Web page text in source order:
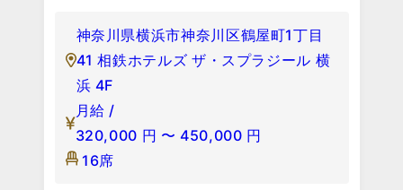
神奈川県横浜市神奈川区鶴屋町1丁目
41 相鉄ホテルズ ザ・スプラジール 横
浜 4F
月給 /
320,000 円 〜 450,000 円
16席